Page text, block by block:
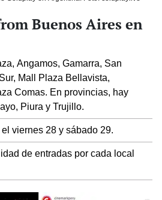
Buenos Aires en
Angamos, Gamarra, San
Mall Plaza Bellavista,
Comas. En provincias, hay
Piura y Trujillo.
viernes 28 y sábado 29.
de entradas por cada local